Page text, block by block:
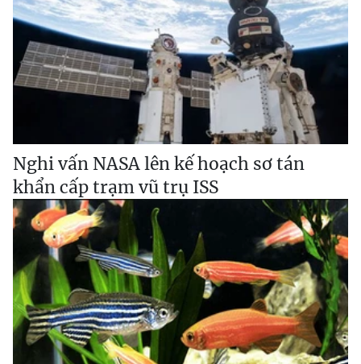
Nghi vấn NASA lên kế hoạch sơ tán
khẩn cấp trạm vũ trụ ISS